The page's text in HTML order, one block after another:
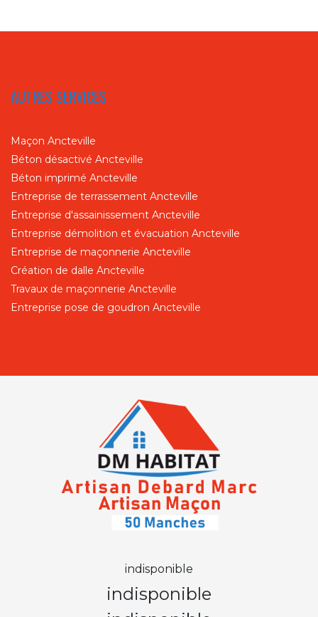
AUTRES SERVICES
Maçon Ancteville
Béton désactivé Ancteville
Béton imprimé Ancteville
Entreprise de terrassement Ancteville
Entreprise d'assainissement Ancteville
Entreprise démolition et évacuation Ancteville
Entreprise de maçonnerie Ancteville
Création de dalle Ancteville
Travaux de maçonnerie Ancteville
Entreprise pose de goudron Ancteville
indisponible
indisponible